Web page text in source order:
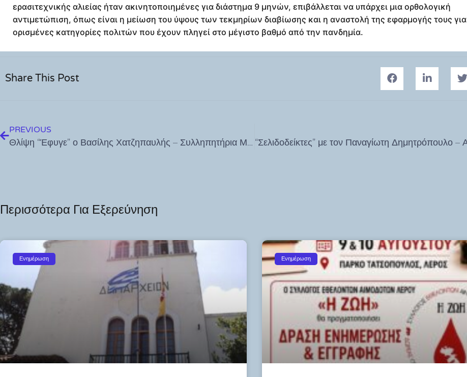
ερασιτεχνικής αλιείας ήταν ακινητοποιημένες για διάστημα 9 μηνών, επιβάλλεται να υπάρχει μια ορθολογική
αντιμετώπιση, όπως είναι η μείωση του ύψους των τεκμηρίων διαβίωσης και η αναστολή της εφαρμογής τους για
ορισμένες κατηγορίες πολιτών που έχουν πληγεί στο μέγιστο βαθμό από την πανδημία.
Share This Post
PREVIOUS
Θλίψη “Έφυγε” ο Βασίλης Χατζηπαυλής – Συλληπητήρια Μηνύματα
Περισσότερα Για Εξερεύνηση
Ενημέρωση Ενημέρωση